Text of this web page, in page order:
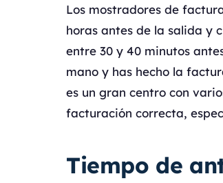
Los mostradores de
horas antes de la salida y
entre 30 y 40 minutos
mano y has hecho la
es un gran centro con
facturación correcta,
Tiempo de